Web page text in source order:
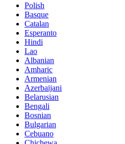
Polish
Basque
Catalan
Esperanto
Hindi
Lao
Albanian
Amharic
Armenian
Azerbaijani
Belarusian
Bengali
Bosnian
Bulgarian
Cebuano